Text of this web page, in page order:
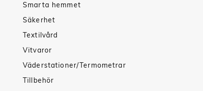
Smarta hemmet
Säkerhet
Textilvård
Vitvaror
Väderstationer/Termometrar
Tillbehör